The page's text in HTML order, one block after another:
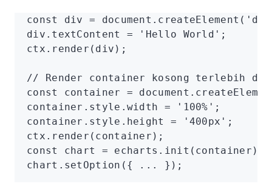
const div = document .createElement (
div .textContent = 'Hello World' ;
ctx .render (div);
// Render container kosong terlebih
const
container = document
container . style .width = '100%' ;
container . style .height = '400px' ;
ctx .render (container);
const
chart = echarts .init (container);
chart .setOption ({ ... });